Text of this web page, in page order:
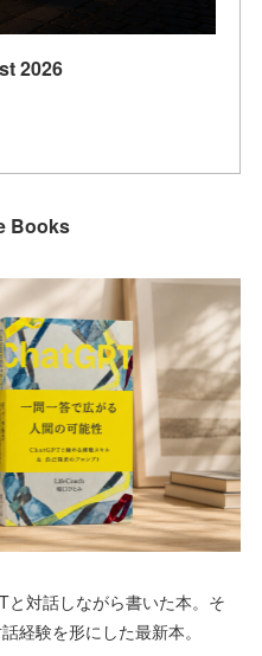
2026
Books
対話しながら書いた本。そ
経験を形にした最新本。